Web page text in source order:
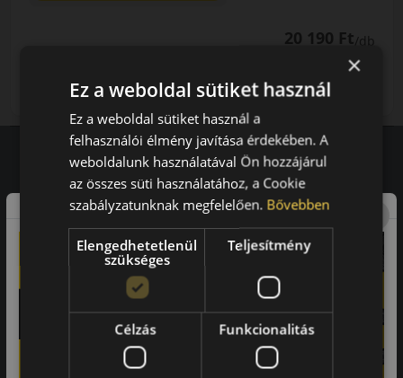
20 190 Ft/db
Kuponkód másolása
db KOSÁRBA
Vásárlói vélemények
97.76%
a vásárlók közül ajánlaná ismerősének ezt a boltot.
21659
vélemény alapján
×
Ez a weboldal sütiket használ
Ez a weboldal sütiket használ a
felhasználói élmény javítása érdekében. A
weboldalunk használatával Ön hozzájárul
az összes süti használatához, a Cookie
szabályzatunknak megfelelően. Bővebben
Elengedhetetlenül
szükséges
Teljesítmény
Célzás Funkcionalitás